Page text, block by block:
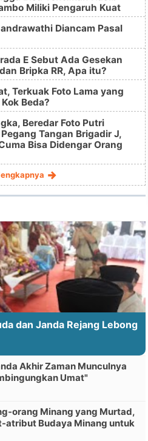
Miliki Pengaruh Kuat
Diancam Pasal
E Sebut Ada Gesekan
Bripka RR, Apa itu?
Terkuak Foto Lama yang
Beda?
Beredar Foto Putri
Tangan Brigadir J,
Bisa Didengar Orang
dan Janda Rejang Lebong
Akhir Zaman Munculnya
Umat"
orang Minang yang Murtad,
atribut Budaya Minang untuk